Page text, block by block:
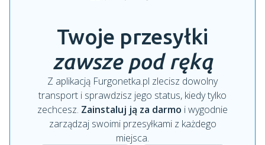
Twoje przesyłki
zawsze pod ręką
Z aplikacją Furgonetka.pl zlecisz dowolny
transport i sprawdzisz jego status, kiedy tylko
zechcesz. Zainstaluj ją za darmo i wygodnie
zarządzaj swoimi przesyłkami z każdego
miejsca.